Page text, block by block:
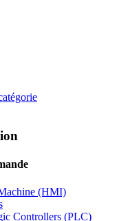
(HMI)
Controllers (PLC)